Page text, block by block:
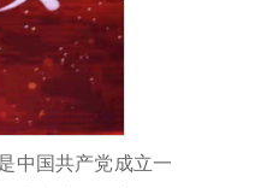
中国共产党成立一